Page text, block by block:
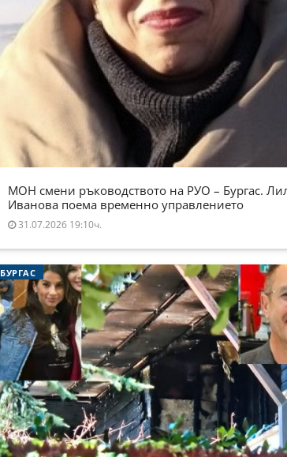
МОН смени ръководството на РУО – Бургас.
Иванова поема временно управлението
31.07.2026 19:10ч.
БУРГАС